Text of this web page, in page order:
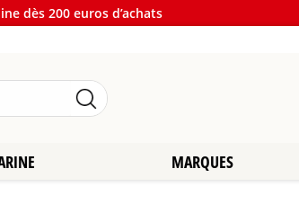
dès 200 euros d’achats
MARQUES